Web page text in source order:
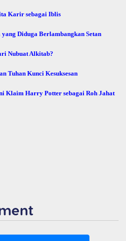
Karir sebagai Iblis
Diduga Berlambangkan Setan
Nubuat Alkitab?
Tuhan Kunci Kesuksesan
Klaim Harry Potter sebagai Roh Jahat